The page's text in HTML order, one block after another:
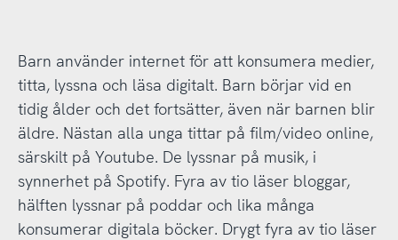
Barn använder internet för att konsumera medier,
titta, lyssna och läsa digitalt. Barn börjar vid en
tidig ålder och det fortsätter, även när barnen blir
äldre. Nästan alla unga tittar på film/video online,
särskilt på Youtube. De lyssnar på musik, i
synnerhet på Spotify. Fyra av tio läser bloggar,
hälften lyssnar på poddar och lika många
konsumerar digitala böcker. Drygt fyra av tio läser